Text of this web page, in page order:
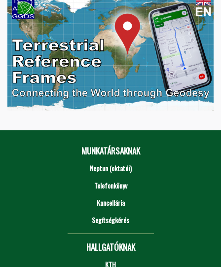
MUNKATÁRSAKNAK
Neptun (oktatói)
Telefonkönyv
Kancellária
Segítségkérés
HALLGATÓKNAK
KTH